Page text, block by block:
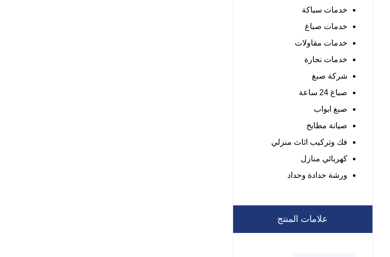
خدمات سباكة
خدمات صباغ
خدمات مقاولات
خدمات نجارة
شركة صبغ
صباغ 24 ساعة
صبغ ابواب
صيانة مطابخ
فك وتركيب اثاث منزلي
كهربائي منازل
ورشة حدادة وحداد
علامات المنتج